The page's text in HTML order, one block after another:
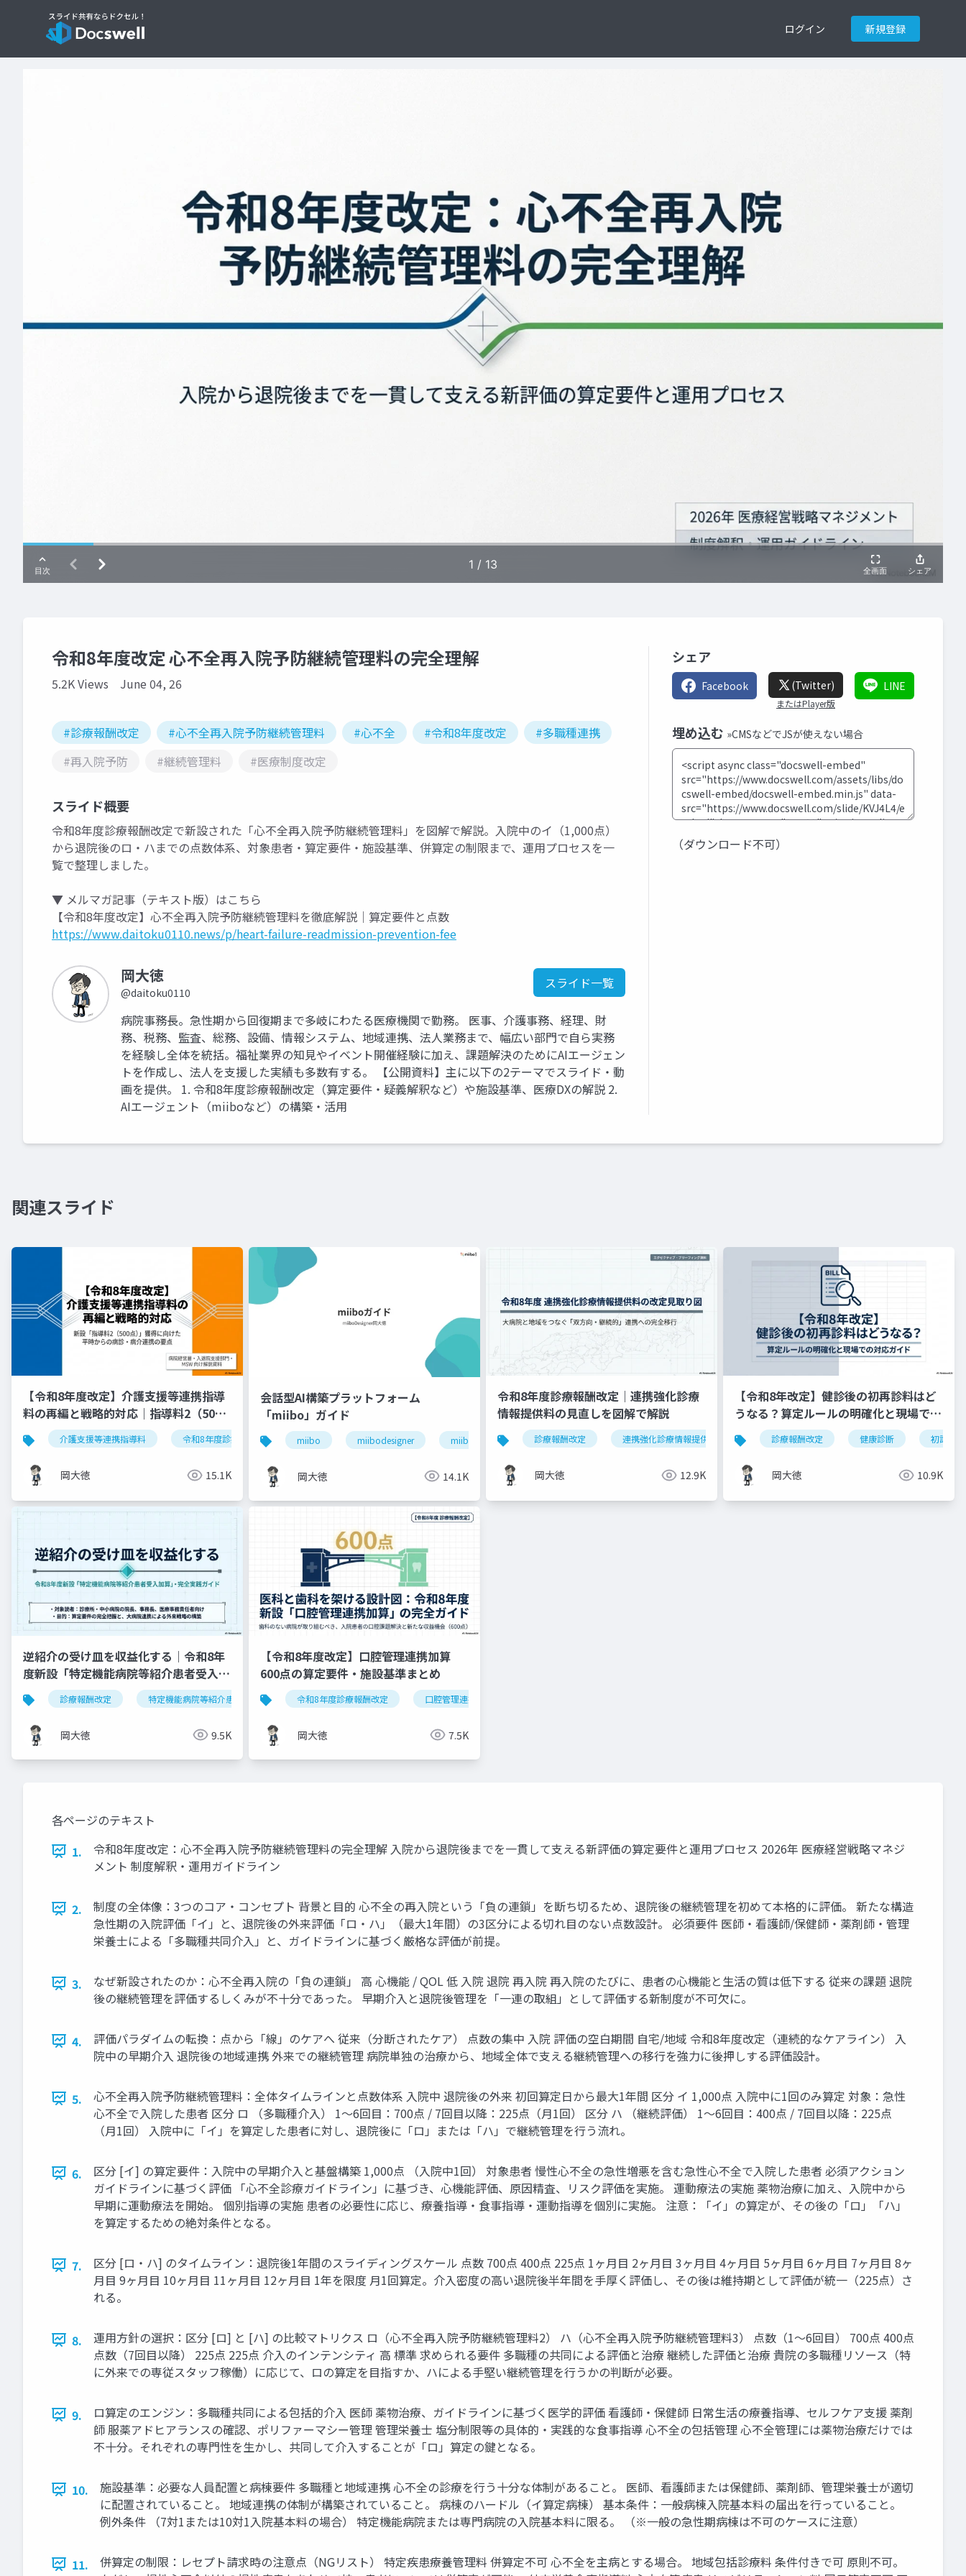
ログイン 新規登録
令和8年度改定 心不全再入院予防継続管理料の完全理解
5.2K Views June 04, 26
#診療報酬改定 #心不全再入院予防継続管理料 #心不全 #令和8年度改定
#多職種連携
#再入院予防
#継続管理料 #医療制度改定
スライド概要
令和8年度診療報酬改定で新設された「心不全再入院予防継続管理料」を図解で解説。入院中のイ（1,000点）
から退院後のロ・ハまでの点数体系、対象患者・算定要件・施設基準、併算定の制限まで、運用プロセスを一
覧で整理しました。
▼ メルマガ記事（テキスト版）はこちら
【令和8年度改定】心不全再入院予防継続管理料を徹底解説｜算定要件と点数
https://www.daitoku0110.news/p/heart-failure-readmission-prevention-fee
岡大徳
@daitoku0110
スライド一覧
病院事務長。急性期から回復期まで多岐にわたる医療機関で勤務。 医事、介護事務、経理、財
務、税務、監査、総務、設備、情報システム、地域連携、法人業務まで、幅広い部門で自ら実務
を経験し全体を統括。福祉業界の知見やイベント開催経験に加え、課題解決のためにAIエージェン
トを作成し、法人を支援した実績も多数有する。 【公開資料】主に以下の2テーマでスライド・動
画を提供。 1. 令和8年度診療報酬改定（算定要件・疑義解釈など）や施設基準、医療DXの解説 2.
AIエージェント（miiboなど）の構築・活用
シェア
Facebook (Twitter)
またはPlayer版
LINE
埋め込む »CMSなどでJSが使えない場合
（ダウンロード不可）
関連スライド
【令和8年度改定】介護支援等連携指導
料の再編と戦略的対応｜指導料2（500
点）の要件整理
介護支援等連携指導料 令和8年度診療報酬改定 入退院支援 ケアマネジャー連携 医療介護連携
岡大徳 15.1K
会話型AI構築プラットフォーム
「miibo」ガイド
miibo miibodesigner miiboガイド miiboマニュアル
岡大徳 14.1K
令和8年度診療報酬改定｜連携強化診療
情報提供料の見直しを図解で解説
診療報酬改定 連携強化診療情報提供料 令和8年度 外来機能分化 かかりつけ
岡大徳 12.9K
【令和8年改定】健診後の初再診料はど
うなる？算定ルールの明確化と現場での
対応ガイド診療報酬改定 健康診断 初診料
岡大徳 10.9K
逆紹介の受け皿を収益化する｜令和8年
度新設「特定機能病院等紹介患者受入加
算」完全実践ガイド
診療報酬改定 特定機能病院等紹介患者受入加算 逆紹介 外来機能分化 クリニック経営
岡大徳 9.5K
【令和8年度改定】口腔管理連携加算
600点の算定要件・施設基準まとめ
令和8年度診療報酬改定 口腔管理連携加算
岡大徳 7.5K
各ページのテキスト
1.
令和8年度改定：心不全再入院予防継続管理料の完全理解 入院から退院後までを一貫して支える新評価の算定要件と運用プロセス 2026年 医療経営戦略マネジ
メント 制度解釈・運用ガイドライン
2.
制度の全体像：3つのコア・コンセプト 背景と目的 心不全の再入院という「負の連鎖」を断ち切るため、退院後の継続管理を初めて本格的に評価。 新たな構造
急性期の入院評価「イ」と、退院後の外来評価「ロ・ハ」（最大1年間）の3区分による切れ目のない点数設計。 必須要件 医師・看護師/保健師・薬剤師・管理
栄養士による「多職種共同介入」と、ガイドラインに基づく厳格な評価が前提。
3.
なぜ新設されたのか：心不全再入院の「負の連鎖」 高 心機能 / QOL 低 入院 退院 再入院 再入院のたびに、患者の心機能と生活の質は低下する 従来の課題 退院
後の継続管理を評価するしくみが不十分であった。 早期介入と退院後管理を「一連の取組」として評価する新制度が不可欠に。
4.
評価パラダイムの転換：点から「線」のケアへ 従来（分断されたケア） 点数の集中 入院 評価の空白期間 自宅/地域 令和8年度改定（連続的なケアライン） 入
院中の早期介入 退院後の地域連携 外来での継続管理 病院単独の治療から、地域全体で支える継続管理への移行を強力に後押しする評価設計。
5.
心不全再入院予防継続管理料：全体タイムラインと点数体系 入院中 退院後の外来 初回算定日から最大1年間 区分 イ 1,000点 入院中に1回のみ算定 対象：急性
心不全で入院した患者 区分 ロ （多職種介入） 1～6回目：700点 / 7回目以降：225点（月1回） 区分 ハ （継続評価） 1～6回目：400点 / 7回目以降：225点
（月1回） 入院中に「イ」を算定した患者に対し、退院後に「ロ」または「ハ」で継続管理を行う流れ。
6.
区分 [イ] の算定要件：入院中の早期介入と基盤構築 1,000点 （入院中1回） 対象患者 慢性心不全の急性増悪を含む急性心不全で入院した患者 必須アクション
ガイドラインに基づく評価 「心不全診療ガイドライン」に基づき、心機能評価、原因精査、リスク評価を実施。 運動療法の実施 薬物治療に加え、入院中から
早期に運動療法を開始。 個別指導の実施 患者の必要性に応じ、療養指導・食事指導・運動指導を個別に実施。 注意：「イ」の算定が、その後の「ロ」「ハ」
を算定するための絶対条件となる。
7.
区分 [ロ・ハ] のタイムライン：退院後1年間のスライディングスケール 点数 700点 400点 225点 1ヶ月目 2ヶ月目 3ヶ月目 4ヶ月目 5ヶ月目 6ヶ月目 7ヶ月目 8ヶ
月目 9ヶ月目 10ヶ月目 11ヶ月目 12ヶ月目 1年を限度 月1回算定。介入密度の高い退院後半年間を手厚く評価し、その後は維持期として評価が統一（225点）さ
れる。
8.
運用方針の選択：区分 [ロ] と [ハ] の比較マトリクス ロ（心不全再入院予防継続管理料2） ハ（心不全再入院予防継続管理料3） 点数（1～6回目） 700点 400点
点数（7回目以降） 225点 225点 介入のインテンシティ 高 標準 求められる要件 多職種の共同による評価と治療 継続した評価と治療 貴院の多職種リソース（特
に外来での専従スタッフ稼働）に応じて、ロの算定を目指すか、ハによる手堅い継続管理を行うかの判断が必要。
9.
ロ算定のエンジン：多職種共同による包括的介入 医師 薬物治療、ガイドラインに基づく医学的評価 看護師・保健師 日常生活の療養指導、セルフケア支援 薬剤
師 服薬アドヒアランスの確認、ポリファーマシー管理 管理栄養士 塩分制限等の具体的・実践的な食事指導 心不全の包括管理 心不全管理には薬物治療だけでは
不十分。それぞれの専門性を生かし、共同して介入することが「ロ」算定の鍵となる。
10.
施設基準：必要な人員配置と病棟要件 多職種と地域連携 心不全の診療を行う十分な体制があること。 医師、看護師または保健師、薬剤師、管理栄養士が適切
に配置されていること。 地域連携の体制が構築されていること。 病棟のハードル（イ算定病棟） 基本条件：一般病棟入院基本料の届出を行っていること。
例外条件 （7対1または10対1入院基本料の場合） 特定機能病院または専門病院の入院基本料に限る。 （※一般の急性期病棟は不可のケースに注意）
11.
併算定の制限：レセプト請求時の注意点（NGリスト） 特定疾患療養管理料 併算定不可 心不全を主病とする場合。 地域包括診療料 条件付きで可 原則不可。